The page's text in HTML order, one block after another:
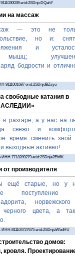
erid:2SDnjcDQahY
на массаж
— это не
но и:
и
мышц;
бодрости и
erid:2SDnjdBZsyu
свободные катания в
в разгаре, а у нас на
свежо и
время сменить зной
выходные активно!
7718289279 erid:2SDnje2Eh6K
от производителя
ещё старые, но у
поступление
черного цвета, а
erid:2SDnjeWbdHU
домов: